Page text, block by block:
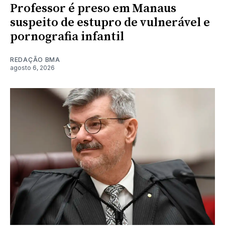
Professor é preso em Manaus
suspeito de estupro de vulnerável e
pornografia infantil
REDAÇÃO BMA
agosto 6, 2026